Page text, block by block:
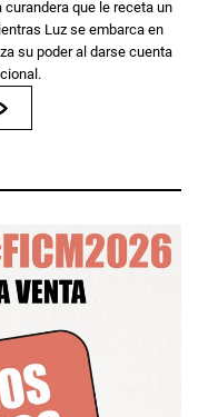
que le receta un
Luz se embarca en
su poder al darse cuenta